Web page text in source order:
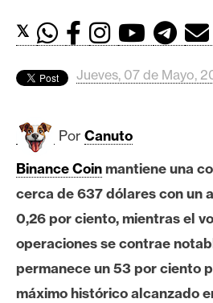
d
s
B
t
c
o
i
𝕏
Jueves, 07 de Mayo,
Por Canuto
Binance Coinmantiene una
cerca de 637 dólares con un
0,26 por ciento, mientras el
operaciones se contrae
permanece un 53 por ciento
máximo histórico alcanzado